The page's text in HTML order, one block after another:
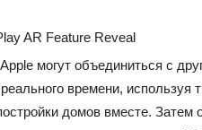
AR Feature Reveal
могут объединиться с
времени, используя
домов вместе. Затем